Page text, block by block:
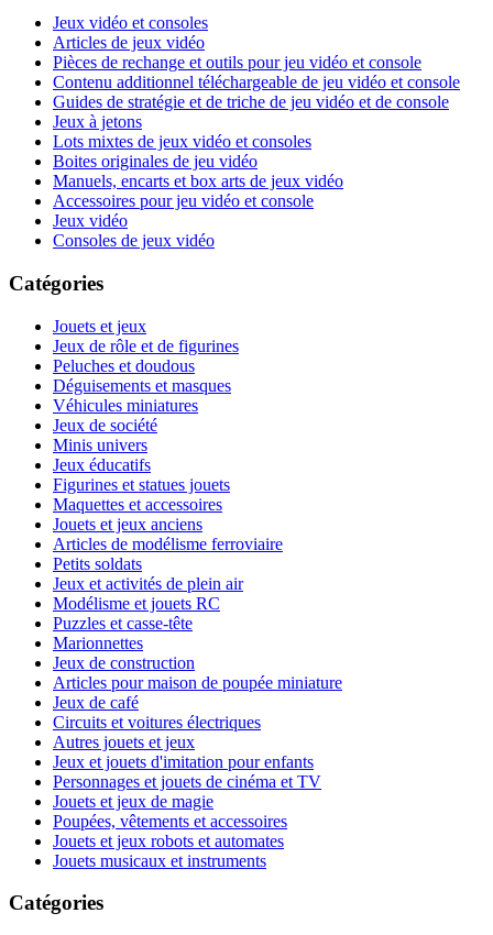
Jeux vidéo et consoles
Articles de jeux vidéo
Pièces de rechange et outils pour jeu vidéo et console
Contenu additionnel téléchargeable de jeu vidéo et console
Guides de stratégie et de triche de jeu vidéo et de console
Jeux à jetons
Lots mixtes de jeux vidéo et consoles
Boites originales de jeu vidéo
Manuels, encarts et box arts de jeux vidéo
Accessoires pour jeu vidéo et console
Jeux vidéo
Consoles de jeux vidéo
Catégories
Jouets et jeux
Jeux de rôle et de figurines
Peluches et doudous
Déguisements et masques
Véhicules miniatures
Jeux de société
Minis univers
Jeux éducatifs
Figurines et statues jouets
Maquettes et accessoires
Jouets et jeux anciens
Articles de modélisme ferroviaire
Petits soldats
Jeux et activités de plein air
Modélisme et jouets RC
Puzzles et casse-tête
Marionnettes
Jeux de construction
Articles pour maison de poupée miniature
Jeux de café
Circuits et voitures électriques
Autres jouets et jeux
Jeux et jouets d'imitation pour enfants
Personnages et jouets de cinéma et TV
Jouets et jeux de magie
Poupées, vêtements et accessoires
Jouets et jeux robots et automates
Jouets musicaux et instruments
Catégories